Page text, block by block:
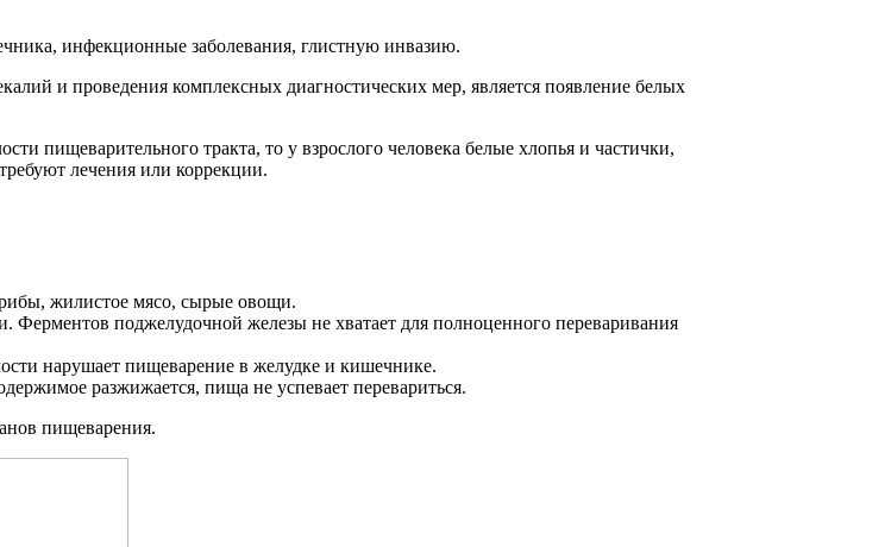
инфекционные заболевания, глистную инвазию.
и проведения комплексных диагностических мер, является появление белых
пищеварительного тракта, то у взрослого человека белые хлопья и частички,
лечения или коррекции.
жилистое мясо, сырые овощи.
поджелудочной железы не хватает для полноценного переваривания
нарушает пищеварение в желудке и кишечнике.
разжижается, пища не успевает перевариться.
пищеварения.